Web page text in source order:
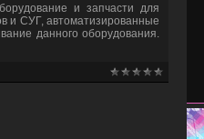
и запчасти для
и СУГ, автоматизированные
данного оборудования.